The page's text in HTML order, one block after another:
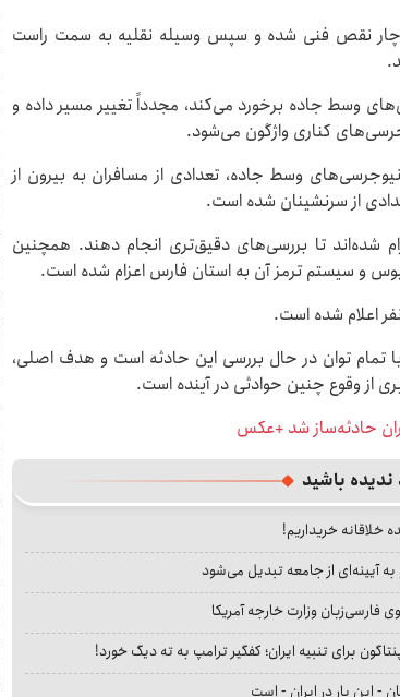
نقص فنی شده و سپس وسیله نقلیه به سمت راست
وسط جاده برخورد می‌کند، مجدداً تغییر مسیر داده و
کناری واژگون می‌شود.
وسط جاده، تعدادی از مسافران به بیرون از
از سرنشینان شده است.
شده‌اند تا بررسی‌های دقیق‌تری انجام دهند. همچنین
و سیستم ترمز آن به استان فارس اعزام شده است.
تمام توان در حال بررسی این حادثه است و هدف اصلی،
از وقوع چنین حوادثی در آینده است.
حادثه‌ساز شد +عکس
ندیده باشید
خلاقانه خریداریم!
آیینه‌ای از جامعه تبدیل می‌شود
وزارت خارجه آمریکا
برای تنبیه ایران؛ کفگیر ترامپ به ته دیگ خورد!
- این بار در ایران - است